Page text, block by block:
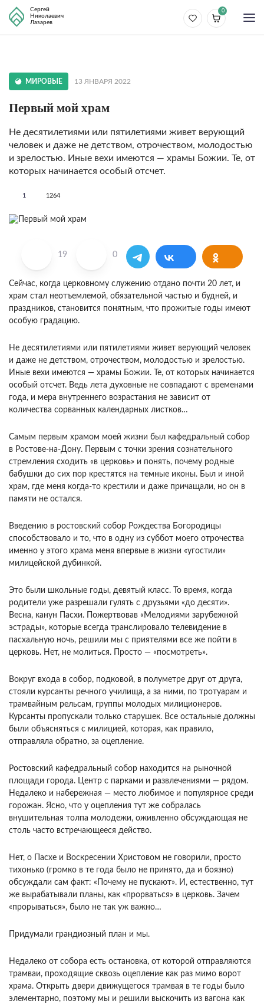
Сергей
Николаевич
Лазарев
0
МИРОВЫЕ 13 ЯНВАРЯ 2022
Первый мой храм
Не десятилетиями или пятилетиями живет верующий
человек и даже не детством, отрочеством, молодостью
и зрелостью. Иные вехи имеются — храмы Божии. Те, от
которых начинается особый отсчет.
1 1264
19 0
Сейчас, когда церковному служению отдано почти 20 лет, и
храм стал неотъемлемой, обязательной частью и будней, и
праздников, становится понятным, что прожитые годы имеют
особую градацию.
Не десятилетиями или пятилетиями живет верующий человек
и даже не детством, отрочеством, молодостью и зрелостью.
Иные вехи имеются — храмы Божии. Те, от которых начинается
особый отсчет. Ведь лета духовные не совпадают с временами
года, и мера внутреннего возрастания не зависит от
количества сорванных календарных листков…
Самым первым храмом моей жизни был кафедральный собор
в Ростове-на-Дону. Первым с точки зрения сознательного
стремления сходить «в церковь» и понять, почему родные
бабушки до сих пор крестятся на темные иконы. Был и иной
храм, где меня когда-то крестили и даже причащали, но он в
памяти не остался.
Введению в ростовский собор Рождества Богородицы
способствовало и то, что в одну из суббот моего отрочества
именно у этого храма меня впервые в жизни «угостили»
милицейской дубинкой.
Это были школьные годы, девятый класс. То время, когда
родители уже разрешали гулять с друзьями «до десяти».
Весна, канун Пасхи. Пожертвовав «Мелодиями зарубежной
эстрады», которые всегда транслировало телевидение в
пасхальную ночь, решили мы с приятелями все же пойти в
церковь. Нет, не молиться. Просто — «посмотреть».
Вокруг входа в собор, подковой, в полуметре друг от друга,
стояли курсанты речного училища, а за ними, по тротуарам и
трамвайным рельсам, группы молодых милиционеров.
Курсанты пропускали только старушек. Все остальные должны
были объясняться с милицией, которая, как правило,
отправляла обратно, за оцепление.
Ростовский кафедральный собор находится на рыночной
площади города. Центр с парками и развлечениями — рядом.
Недалеко и набережная — место любимое и популярное среди
горожан. Ясно, что у оцепления тут же собралась
внушительная толпа молодежи, оживленно обсуждающая не
столь часто встречающееся действо.
Нет, о Пасхе и Воскресении Христовом не говорили, просто
тихонько (громко в те года было не принято, да и боязно)
обсуждали сам факт: «Почему не пускают». И, естественно, тут
же вырабатывали планы, как «прорваться» в церковь. Зачем
«прорываться», было не так уж важно…
Придумали грандиозный план и мы.
Недалеко от собора есть остановка, от которой отправляются
трамваи, проходящие сквозь оцепление как раз мимо ворот
храма. Открыть двери движущегося трамвая в те годы было
элементарно, поэтому мы и решили выскочить из вагона как